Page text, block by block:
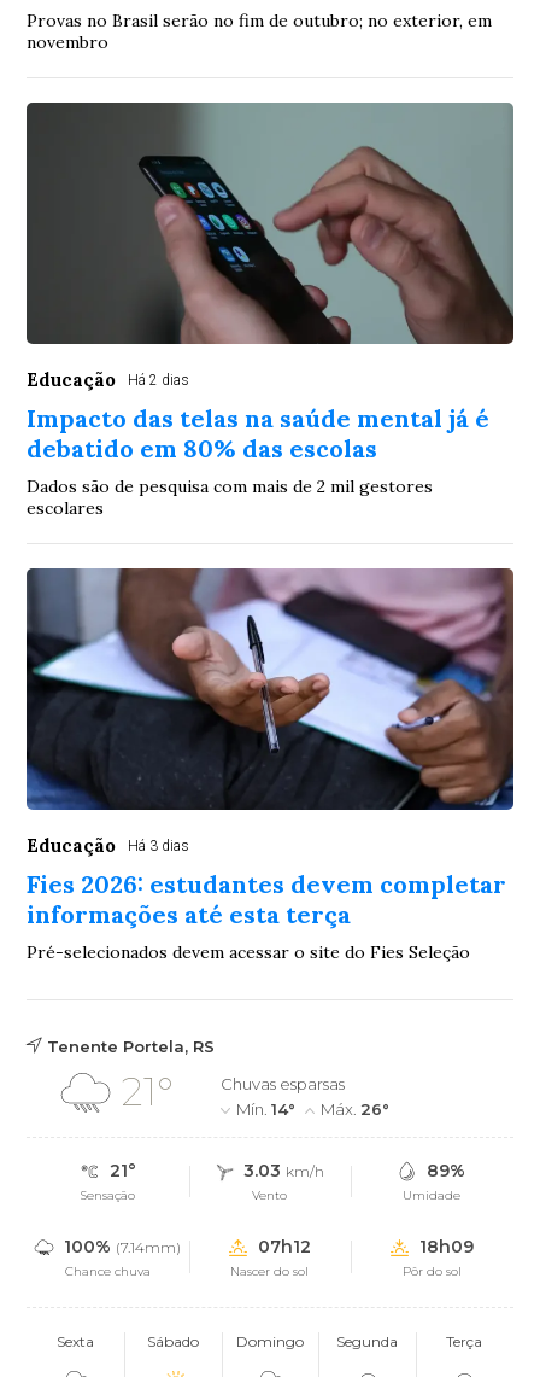
Provas no Brasil serão no fim de outubro; no exterior, em
novembro
Educação Há 2 dias
Impacto das telas na saúde mental já é
debatido em 80% das escolas
Dados são de pesquisa com mais de 2 mil gestores
escolares
Educação Há 3 dias
Fies 2026: estudantes devem completar
informações até esta terça
Pré-selecionados devem acessar o site do Fies Seleção
Tenente Portela, RS
21°
Chuvas esparsas
Mín.14° Máx. 26°
21°
Sensação
3.03 km/h
Vento
89%
Umidade
100% (7.14mm)
Chance chuva
07h12
Nascer do sol
18h09
Pôr do sol
Sexta Sábado Domingo Segunda Terça